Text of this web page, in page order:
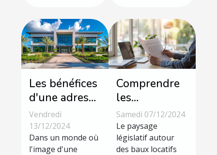
Les bénéfices
d'une adresse
prestigieuse
pour votre
entreprise
Vendredi
13/12/2024
Dans un monde où
l'image d'une
Comprendre
les
implications
des nouvelles
lois sur les
Samedi 07/12/2024
Le paysage
législatif autour
des baux locatifs